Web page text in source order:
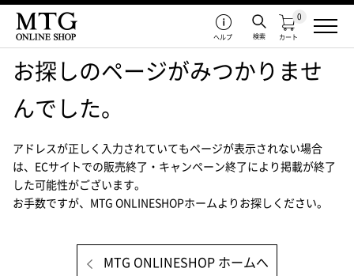
カート
0
検索
ヘルプ
お探しのページがみつかりませ
んでした。
アドレスが正しく入力されていてもページが表示されない場合
は、
ECサイトでの販売終了・キャンペーン終了により掲載が終了
した可能性がございます。
お手数ですが、MTG ONLINESHOPホームよりお探しください。
MTG ONLINESHOP ホームへ